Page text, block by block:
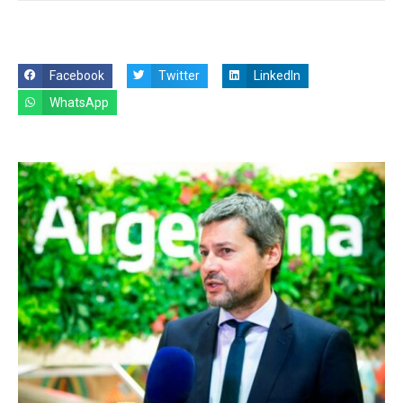
Facebook Twitter
LinkedIn
WhatsApp